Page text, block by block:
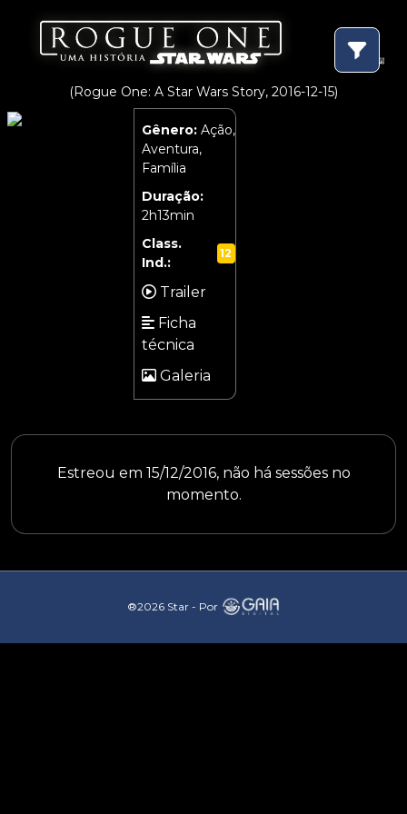
(Rogue One: A Star Wars Story, 2016-12-15)
Gênero:Ação,
Aventura,
Família
Duração:
2h13min
Class.
Ind.:
12
Trailer
Ficha
técnica
Galeria
Estreou em 15/12/2016, não há sessões no
momento.
®2026 Star - Por